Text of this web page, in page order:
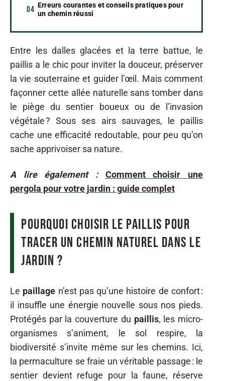
Erreurs courantes et conseils pratiques pour
un chemin réussi
Entre les dalles glacées et la terre battue, le
paillis a le chic pour inviter la douceur, préserver
la vie souterraine et guider l’œil. Mais comment
façonner cette allée naturelle sans tomber dans
le piège du sentier boueux ou de l’invasion
végétale ? Sous ses airs sauvages, le paillis
cache une efficacité redoutable, pour peu qu’on
sache apprivoiser sa nature.
A lire également :
Comment choisir une
pergola pour votre jardin : guide complet
Pourquoi choisir le paillis pour
tracer un chemin naturel dans le
jardin ?
Le paillage n’est pas qu’une histoire de confort :
il insuffle une énergie nouvelle sous nos pieds.
Protégés par la couverture du paillis, les micro-
organismes s’animent, le sol respire, la
biodiversité s’invite même sur les chemins. Ici,
la permaculture se fraie un véritable passage : le
sentier devient refuge pour la faune, réserve